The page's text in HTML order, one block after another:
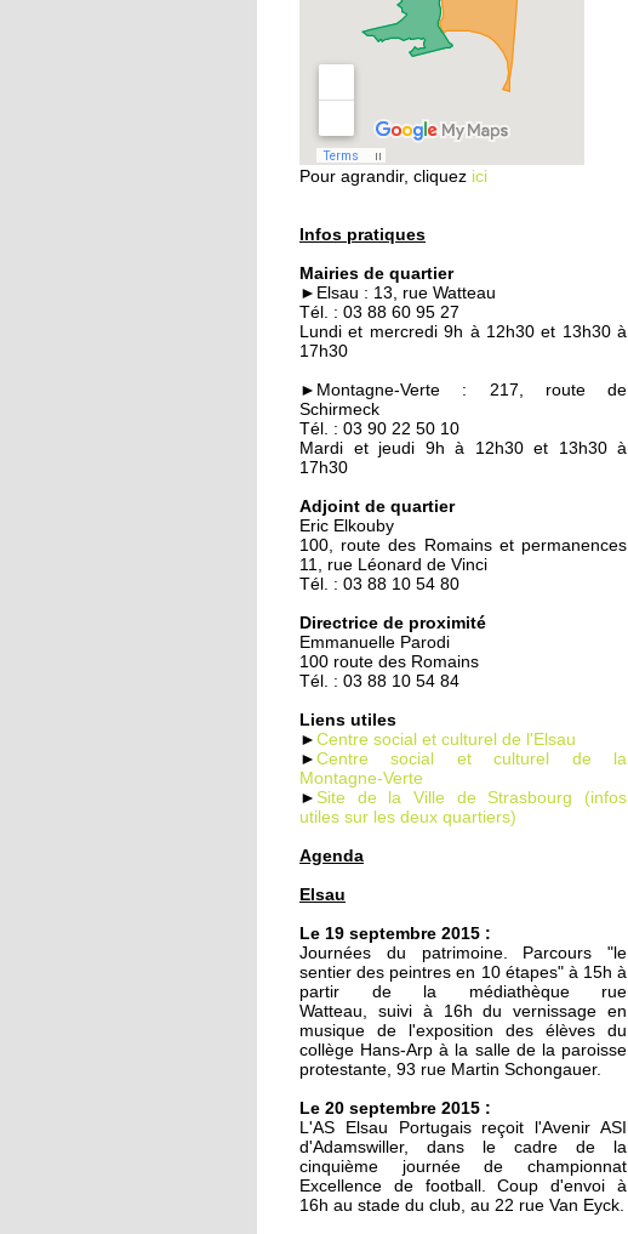
Vers une aide sociale plus
ciblée
24 septembre 2014
Les habitants
redécouvrent le Parc
naturel urbain
23 septembre 2014
Quand les employeurs
viennent chercher les
chômeurs
23 septembre 2014
Un demi-siècle à l'Elsau
22 septembre 2014
Familles rurales veut
casser l'isolement des
seniors
Maison d'arrêt : les
parloirs sauvages
empoisonnent la vie des
19 septembre 2014
La nounou des HLM
Le TJP à l'Elsau : Des
nouvelles des vieilles
18 septembre 2014
Un nouveau mirador à la
prison de Strasbourg
27 octobre 2011
Des locataires à l'abandon
Pour agrandir, cliquez ici
Infos pratiques
Mairies de quartier
►Elsau : 13, rue Watteau
Tél. : 03 88 60 95 27
Lundi et mercredi 9h à 12h30 et 13h30 à
17h30
►Montagne-Verte : 217, route de
Schirmeck
Tél. : 03 90 22 50 10
Mardi et jeudi 9h à 12h30 et 13h30 à
17h30
Adjoint de quartier
Eric Elkouby
100, route des Romains et permanences
11, rue Léonard de Vinci
Tél. : 03 88 10 54 80
Directrice de proximité
Emmanuelle Parodi
100 route des Romains
Tél. : 03 88 10 54 84
Liens utiles
► Centre social et culturel de l'Elsau
► Centre social et culturel de la
Montagne-Verte
► Site de la Ville de Strasbourg (infos
utiles sur les deux quartiers)
Agenda
Elsau
Le 19 septembre 2015 :
Journées du patrimoine. Parcours "le
sentier des peintres en 10 étapes" à 15h à
partir de la médiathèque rue
Watteau, suivi à 16h du vernissage en
musique de l'exposition des élèves du
collège Hans-Arp à la salle de la paroisse
protestante, 93 rue Martin Schongauer.
Le 20 septembre 2015 :
L'AS Elsau Portugais reçoit l'Avenir ASI
d'Adamswiller, dans le cadre de la
cinquième journée de championnat
Excellence de football. Coup d'envoi à
16h au stade du club, au 22 rue Van Eyck.